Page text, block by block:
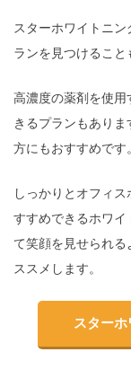
スターホワイトニ
ランを見つけること
高濃度の薬剤を使
きるプランもあり
方にもおすすめです。
しっかりとオフィ
すすめできるホワイ
て笑顔を見せられ
ススメします。
スター